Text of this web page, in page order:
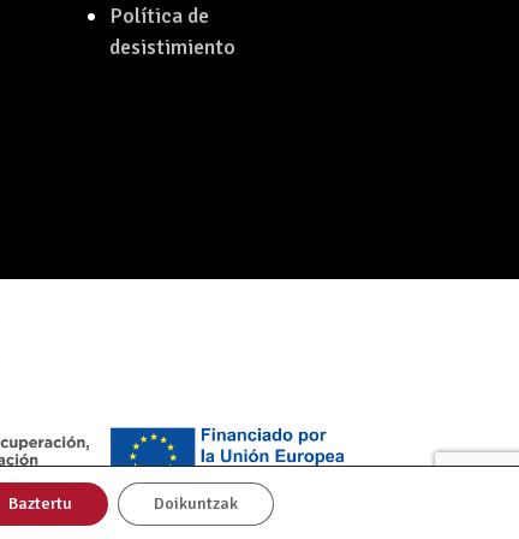
Política de
desistimiento
Baztertu Doikuntzak